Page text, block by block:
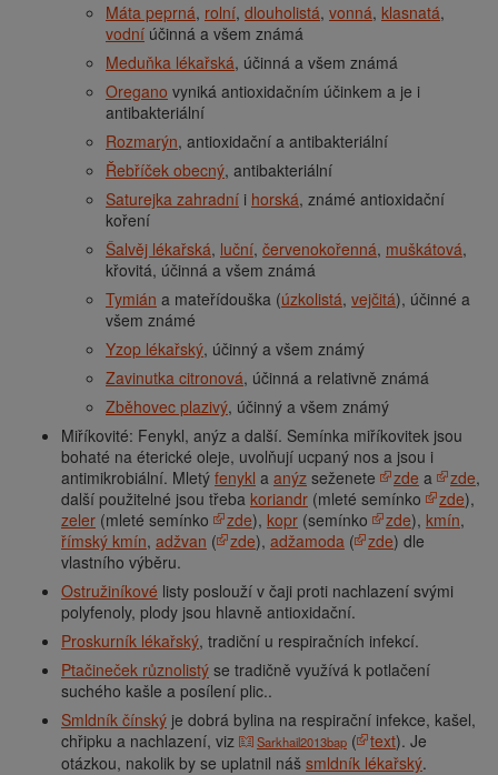
Máta peprná, rolní, dlouholistá, vonná, klasnatá,
vodní účinná a všem známá
Meduňka lékařská, účinná a všem známá
Oregano vyniká antioxidačním účinkem a je i
antibakteriální
Rozmarýn, antioxidační a antibakteriální
Řebříček obecný, antibakteriální
Saturejka zahradní i horská, známé antioxidační
koření
Šalvěj lékařská, luční, červenokořenná, muškátová,
křovitá, účinná a všem známá
Tymián a mateřídouška (úzkolistá, vejčitá), účinné a
všem známé
Yzop lékařský, účinný a všem známý
Zavinutka citronová, účinná a relativně známá
Zběhovec plazivý, účinný a všem známý
Miříkovité: Fenykl, anýz a další. Semínka miříkovitek jsou
bohaté na éterické oleje, uvolňují ucpaný nos a jsou i
antimikrobiální. Mletý fenykl a anýz seženete zde a zde,
další použitelné jsou třeba koriandr (mleté semínko zde),
zeler (mleté semínko zde), kopr (semínko zde), kmín,
římský kmín, adžvan ( zde), adžamoda ( zde) dle
vlastního výběru.
Ostružiníkové listy poslouží v čaji proti nachlazení svými
polyfenoly, plody jsou hlavně antioxidační.
Proskurník lékařský, tradiční u respiračních infekcí.
Ptačineček různolistý se tradičně využívá k potlačení
suchého kašle a posílení plic..
Smldník čínský je dobrá bylina na respirační infekce, kašel,
chřipku a nachlazení, viz
Sarkhail2013bap ( text). Je
otázkou, nakolik by se uplatnil náš smldník lékařský.